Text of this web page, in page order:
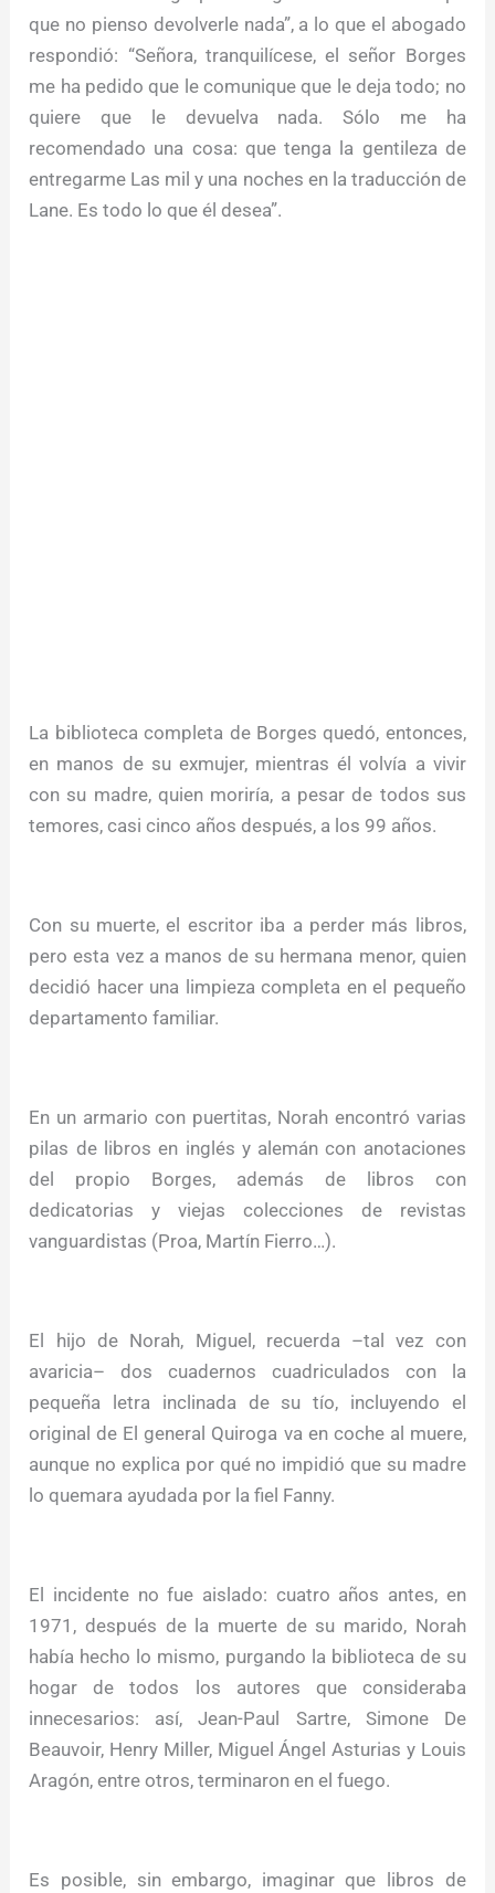
que no pienso devolverle nada”, a lo que el abogado
respondió: “Señora, tranquilícese, el señor Borges
me ha pedido que le comunique que le deja todo; no
quiere que le devuelva nada. Sólo me ha
recomendado una cosa: que tenga la gentileza de
entregarme Las mil y una noches en la traducción de
Lane. Es todo lo que él desea”.
La biblioteca completa de Borges quedó, entonces,
en manos de su exmujer, mientras él volvía a vivir
con su madre, quien moriría, a pesar de todos sus
temores, casi cinco años después, a los 99 años.
Con su muerte, el escritor iba a perder más libros,
pero esta vez a manos de su hermana menor, quien
decidió hacer una limpieza completa en el pequeño
departamento familiar.
En un armario con puertitas, Norah encontró varias
pilas de libros en inglés y alemán con anotaciones
del propio Borges, además de libros con
dedicatorias y viejas colecciones de revistas
vanguardistas (Proa, Martín Fierro…).
El hijo de Norah, Miguel, recuerda –tal vez con
avaricia– dos cuadernos cuadriculados con la
pequeña letra inclinada de su tío, incluyendo el
original de El general Quiroga va en coche al muere,
aunque no explica por qué no impidió que su madre
lo quemara ayudada por la fiel Fanny.
El incidente no fue aislado: cuatro años antes, en
1971, después de la muerte de su marido, Norah
había hecho lo mismo, purgando la biblioteca de su
hogar de todos los autores que consideraba
innecesarios: así, Jean-Paul Sartre, Simone De
Beauvoir, Henry Miller, Miguel Ángel Asturias y Louis
Aragón, entre otros, terminaron en el fuego.
Es posible, sin embargo, imaginar que libros de